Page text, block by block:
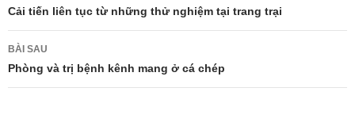
hướng
bài
viết
Cải tiến liên tục từ những thử nghiệm tại trang trại
BÀI SAU
Phòng và trị bệnh kênh mang ở cá chép